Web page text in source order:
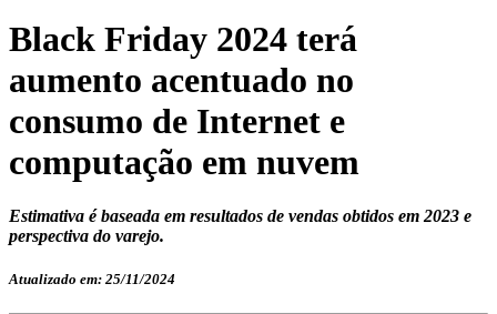
Black Friday 2024 terá
aumento acentuado no
consumo de Internet e
computação em nuvem
Estimativa é baseada em resultados de vendas obtidos em 2023 e
perspectiva do varejo.
Atualizado em: 25/11/2024